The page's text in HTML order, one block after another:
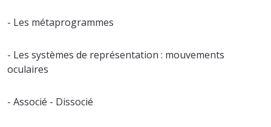
- Les métaprogrammes
- Les systèmes de représentation : mouvements
oculaires
- Associé - Dissocié